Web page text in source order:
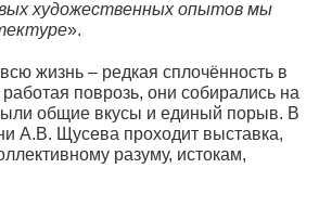
художественных опытов мы
».
жизнь – редкая сплочённость в
поврозь, они собирались на
общие вкусы и единый порыв. В
А.В. Щусева проходит выставка,
разуму, истокам,